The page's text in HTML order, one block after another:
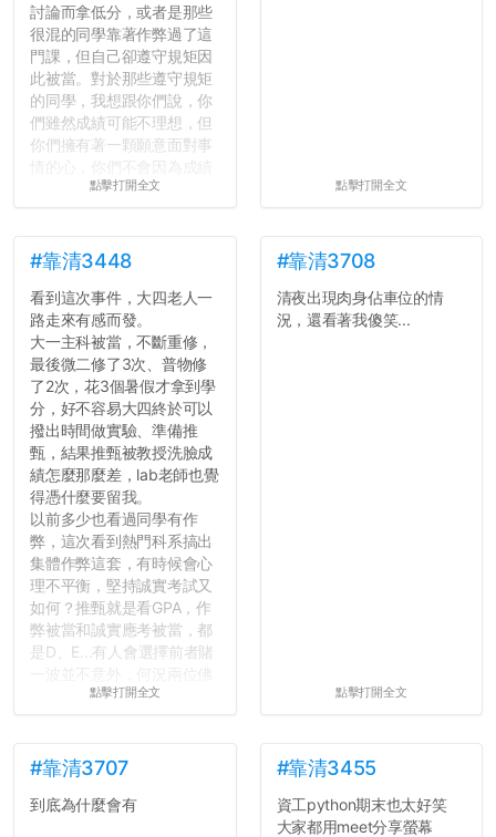
討論而拿低分，或者是那些
很混的同學靠著作弊過了這
門課，但自己卻遵守規矩因
此被當。對於那些遵守規矩
的同學，我想跟你們說，你
們雖然成績可能不理想，但
你們擁有著一顆願意面對事
壓力而選擇逃避(作弊)，在
績無法體現你們的努力，但
往後你們正直的態度一定會
讓你們在社會上適應得更
好。最後，那些作弊的同
學，你們要瞭解到作弊對你
們而言是沒有任何好處的，
大學是你們唯一可以勇敢認
錯但不需要付出太大代價的
地方，你們在這時候如果不
會學會...
點擊打開全文 點擊打開全文
#靠清3448
看到這次事件，大四老人一
路走來有感而發。
大一主科被當，不斷重修，
最後微二修了3次、普物修
了2次，花3個暑假才拿到學
分，好不容易大四終於可以
撥出時間做實驗、準備推
甄，結果推甄被教授洗臉成
績怎麼那麼差，lab老師也覺
得憑什麼要留我。
以前多少也看過同學有作
弊，這次看到熱門科系搞出
集體作弊這套，有時候會心
理不平衡，堅持誠實考試又
如何？推甄就是看GPA，作
弊被當和誠實應考被當，都
是D、E...有人會選擇前者賭
心教授看起來要輕輕放下
長作弊的風氣。
反正老人我明天就要搬離新
點擊打開全文
#靠清3708
清夜出現肉身佔車位的情
況，還看著我傻笑...
點擊打開全文
#靠清3707
到底為什麼會有
#靠清3455
資工python期末也太好笑
大家都用meet分享螢幕